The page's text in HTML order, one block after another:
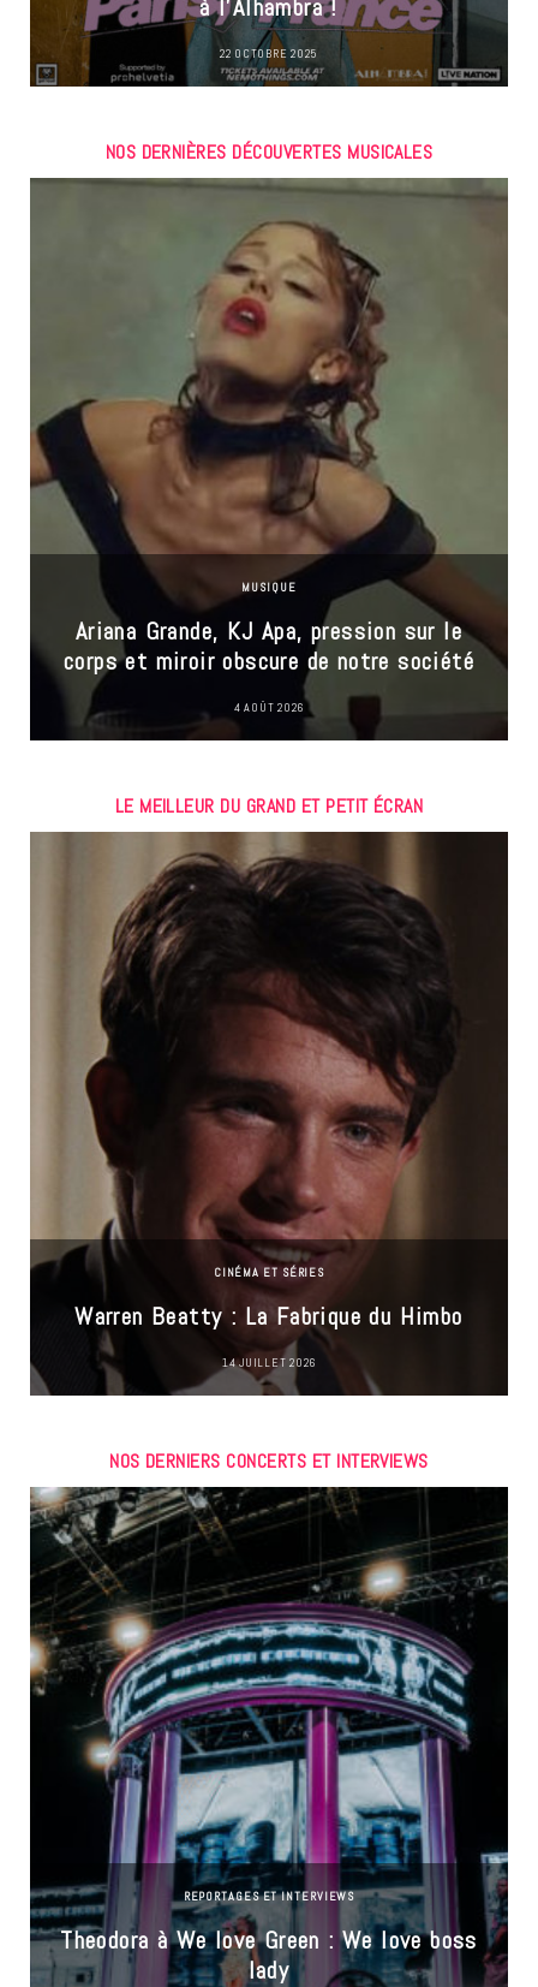
à l’Alhambra !
22 OCTOBRE 2025
NOS DERNIÈRES DÉCOUVERTES MUSICALES
MUSIQUE
Ariana Grande, KJ Apa, pression sur le
corps et miroir obscure de notre société
4 AOÛT 2026
LE MEILLEUR DU GRAND ET PETIT ÉCRAN
CINÉMA ET SÉRIES
Warren Beatty : La Fabrique du Himbo
14 JUILLET 2026
NOS DERNIERS CONCERTS ET INTERVIEWS
REPORTAGES ET INTERVIEWS
Theodora à We love Green : We love boss
lady